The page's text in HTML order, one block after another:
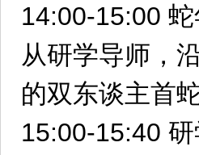
14:00-15:00
从研学导师，
的双东谈主首
15:00-15:40